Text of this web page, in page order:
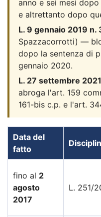
anno e sei mesi
e altrettanto dopo
L. 9 gennaio 2019 n.
Spazzacorrotti) —
dopo la sentenza di
gennaio 2020.
L. 27 settembre
abroga l'art. 159
161-bis c.p. e l'art.
Data del
fatto
fino al 2
agosto
2017
L. 251/